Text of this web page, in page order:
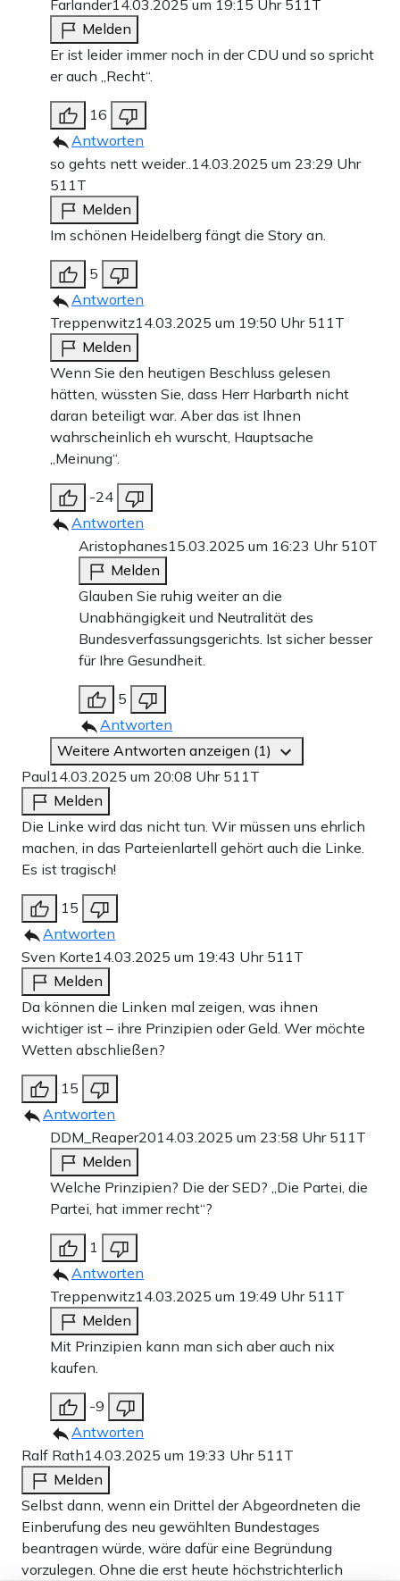
Farlander14.03.2025 um 19:15 Uhr 511T
Melden
Er ist leider immer noch in der CDU und so spricht
er auch „Recht“.
16
Antworten
so gehts nett weider..14.03.2025 um 23:29 Uhr
511T
Melden
Im schönen Heidelberg fängt die Story an.
5
Antworten
Treppenwitz14.03.2025 um 19:50 Uhr 511T
Melden
Wenn Sie den heutigen Beschluss gelesen
hätten, wüssten Sie, dass Herr Harbarth nicht
daran beteiligt war. Aber das ist Ihnen
wahrscheinlich eh wurscht, Hauptsache
„Meinung“.
-24
Antworten
Aristophanes15.03.2025 um 16:23 Uhr 510T
Melden
Glauben Sie ruhig weiter an die
Unabhängigkeit und Neutralität des
Bundesverfassungsgerichts. Ist sicher besser
für Ihre Gesundheit.
5
Antworten
Weitere Antworten anzeigen (1)
Paul14.03.2025 um 20:08 Uhr 511T
Melden
Die Linke wird das nicht tun. Wir müssen uns ehrlich
machen, in das Parteienlartell gehört auch die Linke.
Es ist tragisch!
15
Antworten
Sven Korte14.03.2025 um 19:43 Uhr 511T
Melden
Da können die Linken mal zeigen, was ihnen
wichtiger ist – ihre Prinzipien oder Geld. Wer möchte
Wetten abschließen?
15
Antworten
DDM_Reaper2014.03.2025 um 23:58 Uhr 511T
Melden
Welche Prinzipien? Die der SED? „Die Partei, die
Partei, hat immer recht“?
1
Antworten
Treppenwitz14.03.2025 um 19:49 Uhr 511T
Melden
Mit Prinzipien kann man sich aber auch nix
kaufen.
-9
Antworten
Ralf Rath14.03.2025 um 19:33 Uhr 511T
Melden
Selbst dann, wenn ein Drittel der Abgeordneten die
Einberufung des neu gewählten Bundestages
beantragen würde, wäre dafür eine Begründung
vorzulegen. Ohne die erst heute höchstrichterlich